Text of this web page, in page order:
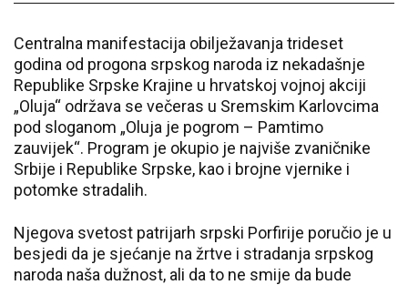
Centralna manifestacija obilježavanja trideset
godina od progona srpskog naroda iz nekadašnje
Republike Srpske Krajine u hrvatskoj vojnoj akciji
„Oluja“ održava se večeras u Sremskim Karlovcima
pod sloganom „Oluja je pogrom – Pamtimo
zauvijek“. Program је okupio je najviše zvaničnike
Srbije i Republike Srpske, kao i brojne vjernike i
potomke stradalih.
Njegova svetost patrijarh srpski Porfirije poručio je u
besjedi da je sjećanje na žrtve i stradanja srpskog
naroda naša dužnost, ali da to ne smije da bude